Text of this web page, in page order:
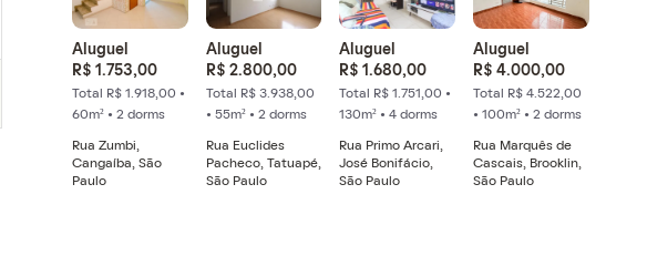
Aluguel
R$ 1.753,00
Total R$ 1.918,00 •
60m² • 2 dorms
Rua Zumbi,
Cangaíba, São
Paulo
Aluguel
R$ 2.800,00
Total R$ 3.938,00
• 55m² • 2 dorms
Rua Euclides
Pacheco, Tatuapé,
São Paulo
Aluguel
R$ 1.680,00
Total R$ 1.751,00 •
130m² • 4 dorms
Rua Primo Arcari,
José Bonifácio,
São Paulo
Aluguel
R$ 4.000,00
Total R$ 4.522,00
• 100m² • 2 dorms
Rua Marquês de
Cascais, Brooklin,
São Paulo